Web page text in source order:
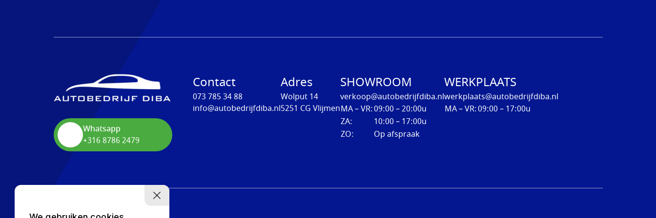
Whatsapp
+316 8786 2479
Contact
073 785 34 88
info@autobedrijfdiba.nl
Adres
Wolput 14
5251 CG Vlijmen
SHOWROOM
verkoop@autobedrijfdiba.nl
MA – VR:09:00 – 20:00u
ZA:
10:00 – 17:00u
ZO:
Op afspraak
WERKPLAATS
werkplaats@autobedrijfdiba.nl
MA – VR:09:00 – 17:00u